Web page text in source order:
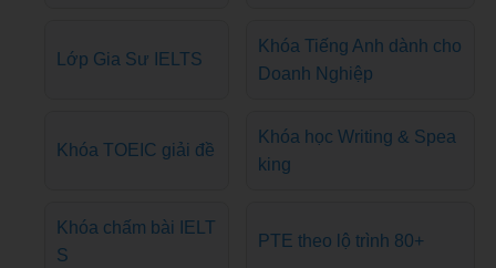
Lớp Gia Sư IELTS
Khóa Tiếng Anh dành cho
Doanh Nghiệp
Khóa TOEIC giải đề
Khóa học Writing & Spea
king
Khóa chấm bài IELT
S
PTE theo lộ trình 80+